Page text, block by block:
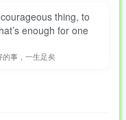
thing, to
enough for one
事，一生足矣